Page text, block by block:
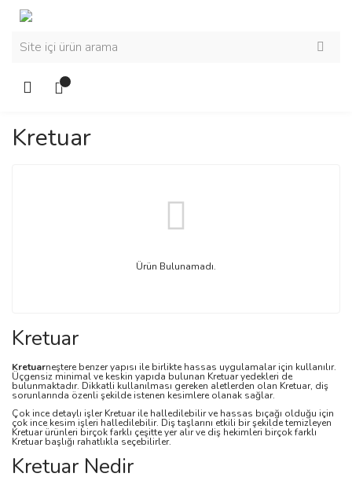
Kretuar
Ürün Bulunamadı.
Kretuar
Kretuarneştere benzer yapısı ile birlikte hassas uygulamalar için kullanılır.
Üçgensiz minimal ve keskin yapıda bulunan Kretuar yedekleri de
bulunmaktadır. Dikkatli kullanılması gereken aletlerden olan Kretuar, diş
sorunlarında özenli şekilde istenen kesimlere olanak sağlar.
Çok ince detaylı işler Kretuar ile halledilebilir ve hassas bıçağı olduğu için
çok ince kesim işleri halledilebilir. Diş taşlarını etkili bir şekilde temizleyen
Kretuar ürünleri birçok farklı çeşitte yer alır ve diş hekimleri birçok farklı
Kretuar başlığı rahatlıkla seçebilirler.
Kretuar Nedir